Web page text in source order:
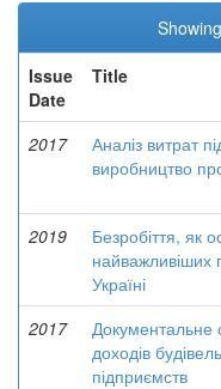
Issue
Date
Title
2017
Аналіз витрат
виробництво
2019
Безробіття, як
найважливіших
Україні
2017
доходів
підприємств